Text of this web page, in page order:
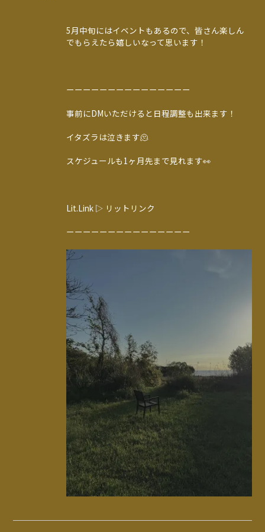
5月中旬にはイベントもあるので、皆さん楽しん
でもらえたら嬉しいなって思います！
ーーーーーーーーーーーーーーー
事前にDMいただけると日程調整も出来ます！
イタズラは泣きます🫠
スケジュールも1ヶ月先まで見れます👀
Lit.Link ▷ リットリンク
ーーーーーーーーーーーーーーー